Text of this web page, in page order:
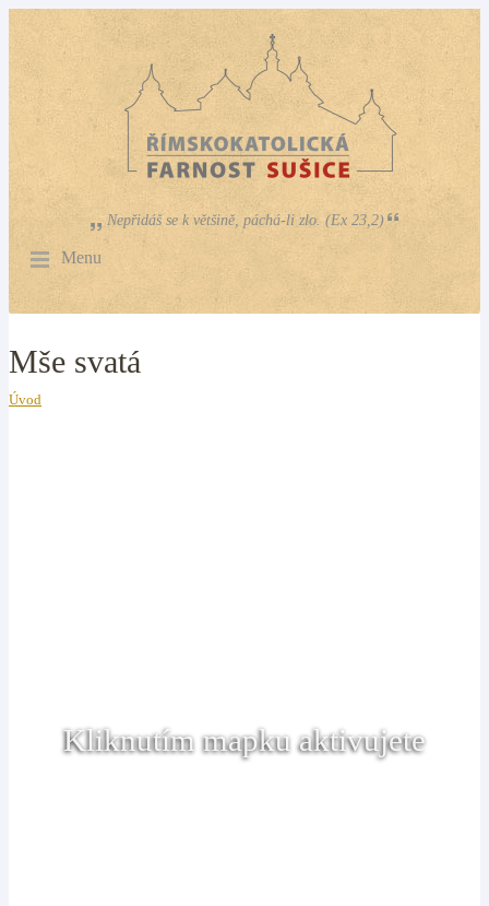
Nepřidáš se k většině, páchá-li zlo. (Ex 23,2)
Menu
Mše svatá
Úvod
Kliknutím mapku aktivujete